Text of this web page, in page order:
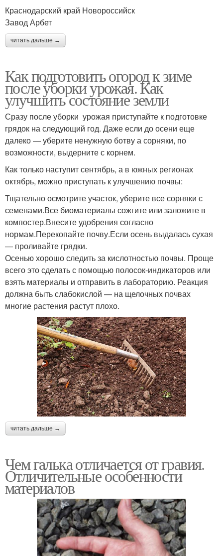
Краснодарский край Новороссийск
Завод Арбет
читать дальше →
Как подготовить огород к зиме
после уборки урожая. Как
улучшить состояние земли
Сразу после уборки урожая приступайте к подготовке
грядок на следующий год. Даже если до осени еще
далеко — уберите ненужную ботву а сорняки, по
возможности, выдерните с корнем.
Как только наступит сентябрь, а в южных регионах
октябрь, можно приступать к улучшению почвы:
Тщательно осмотрите участок, уберите все сорняки с
семенами.Все биоматериалы сожгите или заложите в
компостер.Внесите удобрения согласно
нормам.Перекопайте почву.Если осень выдалась сухая
— проливайте грядки.
Осенью хорошо следить за кислотностью почвы. Проще
всего это сделать с помощью полосок-индикаторов или
взять материалы и отправить в лабораторию. Реакция
должна быть слабокислой — на щелочных почвах
многие растения растут плохо.
читать дальше →
Чем галька отличается от гравия.
Отличительные особенности
материалов